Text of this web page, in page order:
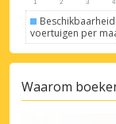
voertuigen per
Waarom